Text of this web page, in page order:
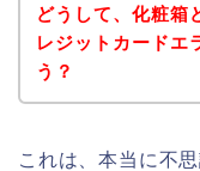
どうして、化粧箱
レジットカードエ
う？
これは、本当に不